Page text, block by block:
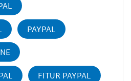
PAYPAL
FITUR PAYPAL